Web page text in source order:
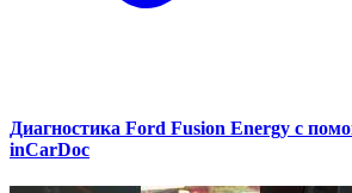
Диагностика Ford Fusion Energy с
inCarDoc